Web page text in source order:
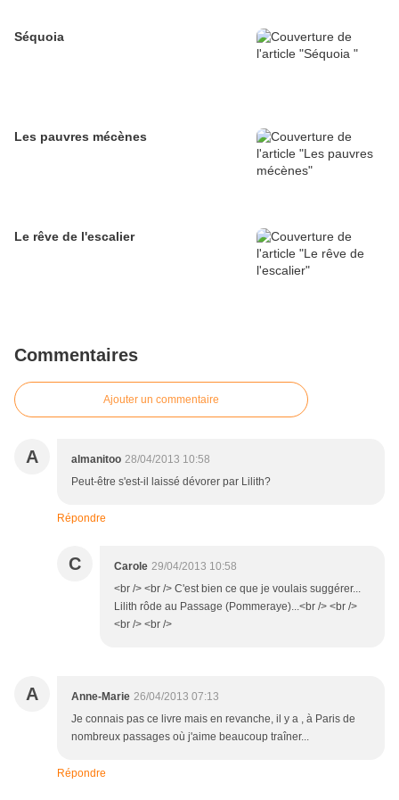
Séquoia
Les pauvres mécènes
Le rêve de l'escalier
Commentaires
Ajouter un commentaire
A almanitoo 28/04/2013 10:58
Peut-être s'est-il laissé dévorer par Lilith?
Répondre
C Carole 29/04/2013 10:58
<br /> <br /> C'est bien ce que je voulais suggérer...
Lilith rôde au Passage (Pommeraye)...<br /> <br />
<br /> <br />
A Anne-Marie 26/04/2013 07:13
Je connais pas ce livre mais en revanche, il y a , à Paris de
nombreux passages où j'aime beaucoup traîner...
Répondre